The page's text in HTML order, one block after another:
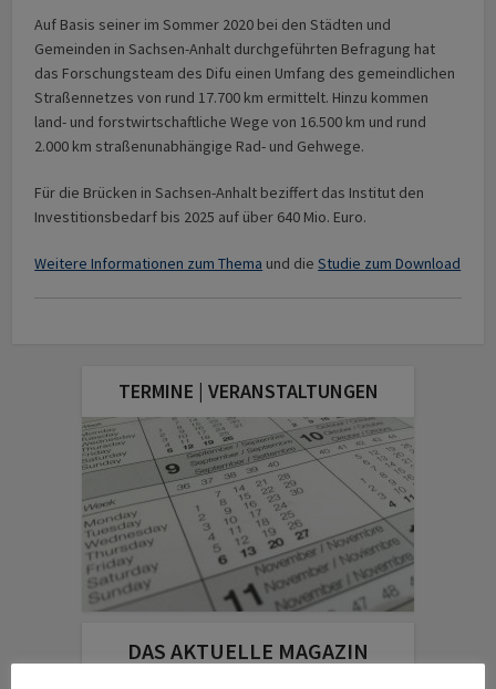
Auf Basis seiner im Sommer 2020 bei den Städten und
Gemeinden in Sachsen-Anhalt durchgeführten Befragung hat
das Forschungsteam des Difu einen Umfang des gemeindlichen
Straßennetzes von rund 17.700 km ermittelt. Hinzu kommen
land- und forstwirtschaftliche Wege von 16.500 km und rund
2.000 km straßenunabhängige Rad- und Gehwege.
Für die Brücken in Sachsen-Anhalt beziffert das Institut den
Investitionsbedarf bis 2025 auf über 640 Mio. Euro.
Weitere Informationen zum Thema und dieStudie zum Download
TERMINE | VERANSTALTUNGEN
DAS AKTUELLE MAGAZIN